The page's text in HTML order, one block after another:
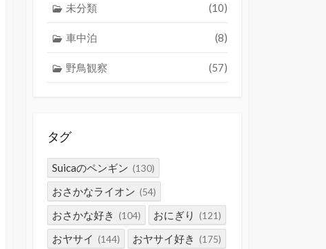
未分類 (10)
車中泊 (8)
野鳥観察 (57)
タグ
Suicaのペンギン (130)
おさかなライオン (54)
おさかな好き (104) おにぎり (121)
おヤサイ (144) おヤサイ好き (175)